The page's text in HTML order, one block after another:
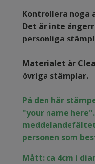
Kontrollera
Det är inte
personliga
Materialet är
övriga stämplar.
På den här
"your name
personen som
Mått: ca 4cm i